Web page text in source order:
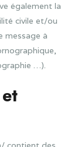
également la
civile et/ou
message à
…).